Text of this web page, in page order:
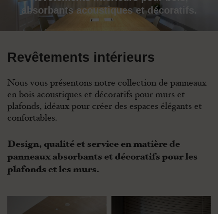
absorbants acoustiques et décoratifs.
Revêtements intérieurs
Nous vous présentons notre collection de panneaux
en bois acoustiques et décoratifs pour murs et
plafonds, idéaux pour créer des espaces élégants et
confortables.
Design, qualité et service en matière de
panneaux absorbants et décoratifs pour les
plafonds et les murs.